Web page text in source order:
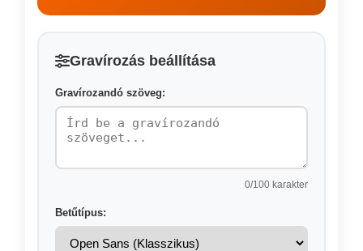
Gravírozás beállítása
Gravírozandó szöveg:
0/100 karakter
Betűtípus: